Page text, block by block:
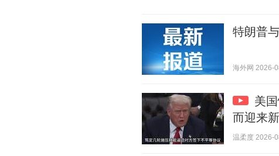
特朗普
海外网 2026-
美
而迎来
温柔度 2026-